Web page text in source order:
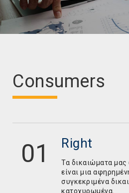
Consumers
Right
Τα δικαιώματα
είναι μια
συγκεκριμένα
κατοχυρωμένα.